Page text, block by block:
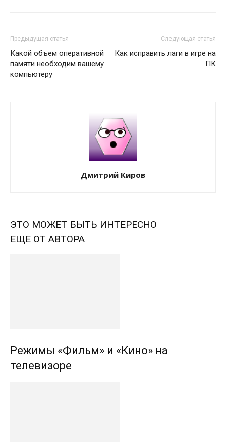
Предыдущая статья
Какой объем оперативной
памяти необходим вашему
компьютеру
Следующая статья
Как исправить лаги в игре на
ПК
Дмитрий Киров
ЭТО МОЖЕТ БЫТЬ ИНТЕРЕСНО
ЕЩЕ ОТ АВТОРА
Режимы «Фильм» и «Кино» на
телевизоре